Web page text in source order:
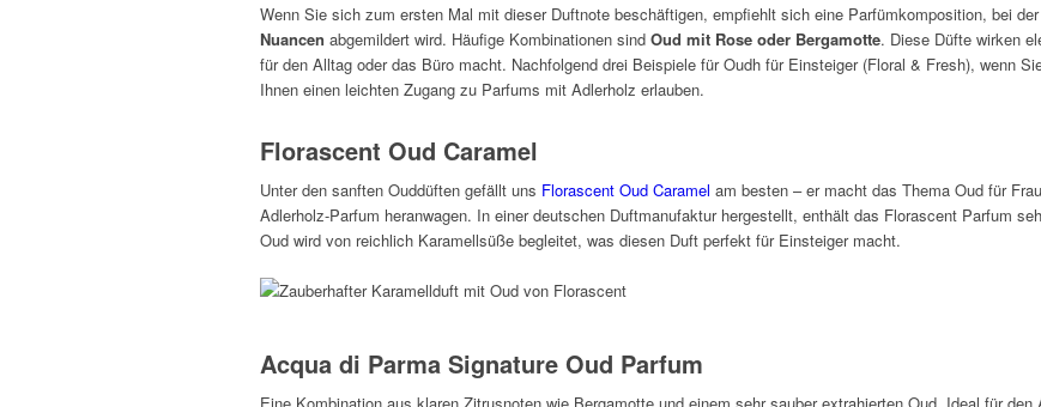
Wenn Sie sich zum ersten Mal mit dieser Duftnote beschäftigen, empfiehlt sich eine Parfümkomposition, bei
Nuancen abgemildert wird. Häufige Kombinationen sind Oud mit Rose oder Bergamotte. Diese Düfte wirken
für den Alltag oder das Büro macht. Nachfolgend drei Beispiele für Oudh für Einsteiger (Floral & Fresh), wenn
Ihnen einen leichten Zugang zu Parfums mit Adlerholz erlauben.
Florascent Oud Caramel
Unter den sanften Ouddüften gefällt uns Florascent Oud Caramel am besten – er macht das Thema Oud für
Adlerholz-Parfum heranwagen. In einer deutschen Duftmanufaktur hergestellt, enthält das Florascent Parfum
Oud wird von reichlich Karamellsüße begleitet, was diesen Duft perfekt für Einsteiger macht.
Acqua di Parma Signature Oud Parfum